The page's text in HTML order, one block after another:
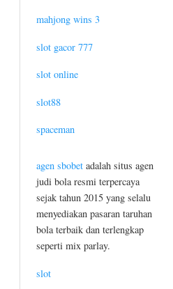
mahjong wins 3
slot gacor 777
slot online
slot88
spaceman
agen sbobet adalah situs agen
judi bola resmi terpercaya
sejak tahun 2015 yang selalu
menyediakan pasaran taruhan
bola terbaik dan terlengkap
seperti mix parlay.
slot